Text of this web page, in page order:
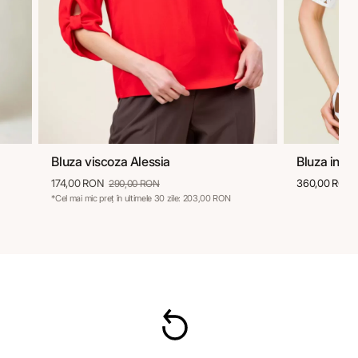
36 38 40 42
Bluza viscoza Alessia
174,00 RON 290,00 RON
*Cel mai mic preț în ultimele 30 zile: 203,00 RON
36
Bluza in si
360,00 RON